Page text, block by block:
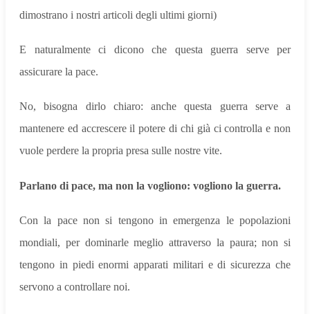
dimostrano i nostri articoli degli ultimi giorni)
E naturalmente ci dicono che questa guerra serve per
assicurare la pace.
No, bisogna dirlo chiaro: anche questa guerra serve a
mantenere ed accrescere il potere di chi già ci controlla e non
vuole perdere la propria presa sulle nostre vite.
Parlano di pace, ma non la vogliono: vogliono la guerra.
Con la pace non si tengono in emergenza le popolazioni
mondiali, per dominarle meglio attraverso la paura; non si
tengono in piedi enormi apparati militari e di sicurezza che
servono a controllare noi.